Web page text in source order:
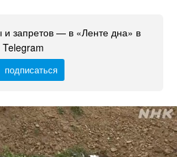
и запретов — в «Ленте дна» в
Telegram
подписаться